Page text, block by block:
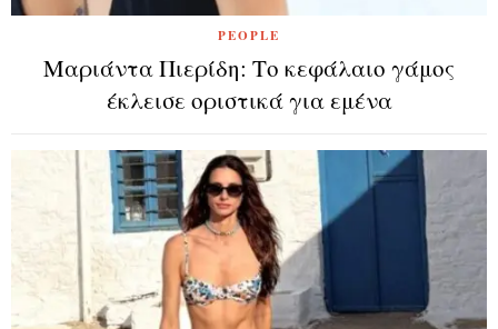
PEOPLE
Μαριάντα Πιερίδη: Το κεφάλαιο γάμος
έκλεισε οριστικά για εμένα